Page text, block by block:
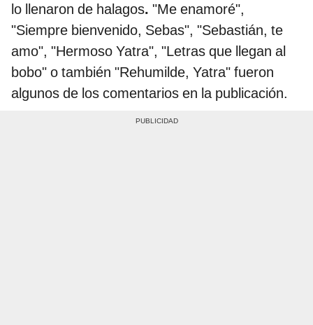
lo llenaron de halagos. "Me enamoré",
"Siempre bienvenido, Sebas", "Sebastián, te
amo", "Hermoso Yatra", "Letras que llegan al
bobo" o también "Rehumilde, Yatra" fueron
algunos de los comentarios en la publicación.